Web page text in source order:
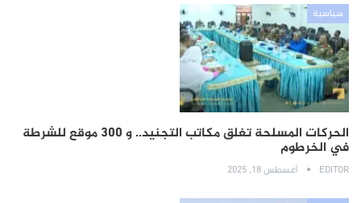
سياسية
الحركات المسلحة تغلق مكاتب التجنيد.. و 300 موقع للشرطة
في الخرطوم
EDITOR أغسطس 18, 2025